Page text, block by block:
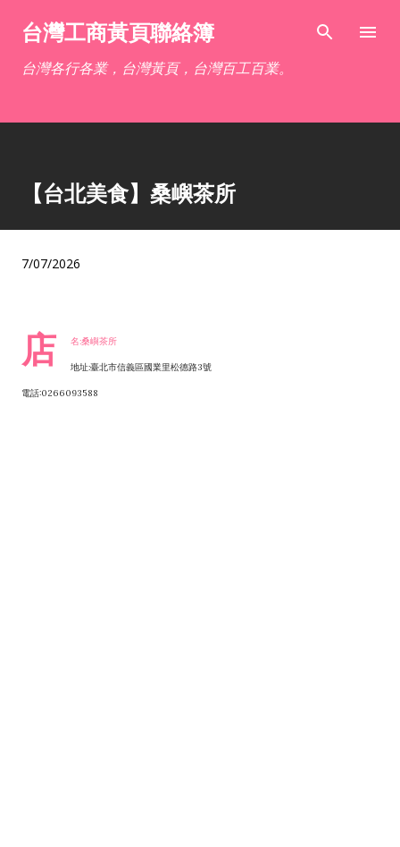
跳到主要內容
台灣工商黃頁聯絡簿
台灣各行各業，台灣黃頁，台灣百工百業。
【台北美食】桑嶼茶所
7/07/2026
店 名:桑嶼茶所
地址:臺北市信義區國業里松德路3號
電話:0266093588